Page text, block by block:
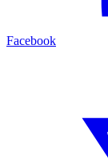
Facebook